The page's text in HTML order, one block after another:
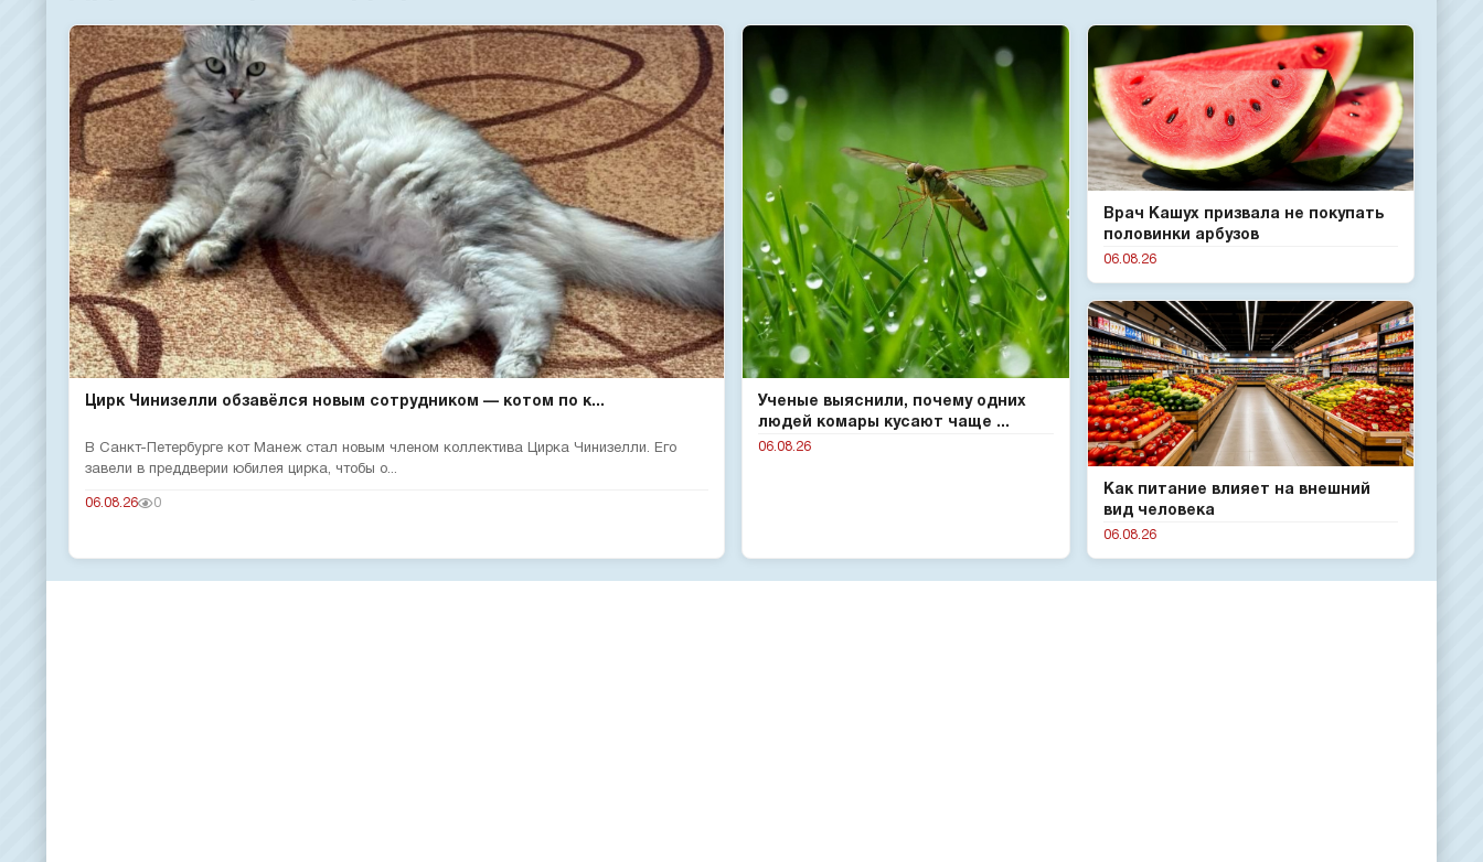
Цирк Чинизелли обзавёлся новым сотрудником — котом по к...
В Санкт-Петербурге кот Манеж стал новым членом коллектива Цирка Чинизелли. Его
завели в преддверии юбилея цирка, чтобы о...
06.08.26 0
Врач Кашух призвала не покупать
половинки арбузов
06.08.26
Ученые выяснили, почему одних
людей комары кусают чаще ...
06.08.26
Как питание влияет на внешний
вид человека
06.08.26